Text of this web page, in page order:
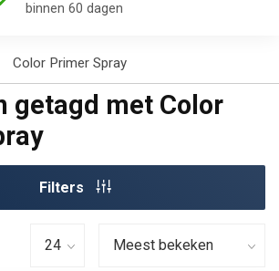
binnen 60 dagen
Color Primer Spray
getagd met Color
Filters